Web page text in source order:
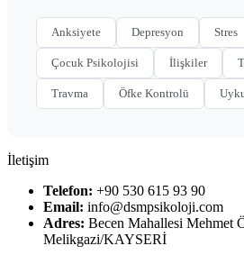
Anksiyete Depresyon Stres
Çocuk Psikolojisi İlişkiler
Travma Öfke Kontrolü
İletişim
Telefon: +90 530 615 93 90
Email: info@dsmpsikoloji.com
Adres: Becen Mahallesi Mehmet
Melikgazi/KAYSERİ